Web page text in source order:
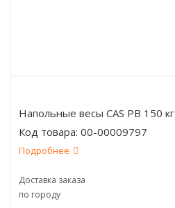
Напольные весы CAS PB 150 кг
Код товара: 00-00009797
Подробнее
Доставка заказа
по городу